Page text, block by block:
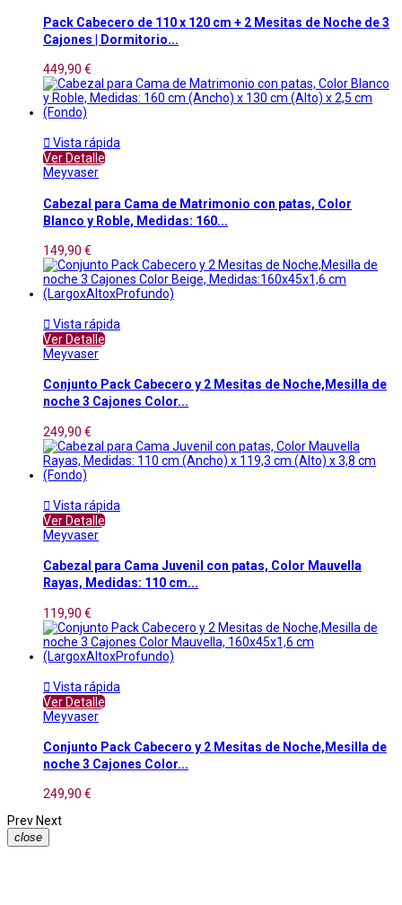
Pack Cabecero de 110 x 120 cm + 2 Mesitas de Noche de 3
Cajones | Dormitorio...
449,90 €
 Vista rápida
Ver Detalle
Meyvaser
Cabezal para Cama de Matrimonio con patas, Color
Blanco y Roble, Medidas: 160...
149,90 €
 Vista rápida
Ver Detalle
Meyvaser
Conjunto Pack Cabecero y 2 Mesitas de Noche,Mesilla de
noche 3 Cajones Color...
249,90 €
 Vista rápida
Ver Detalle
Meyvaser
Cabezal para Cama Juvenil con patas, Color Mauvella
Rayas, Medidas: 110 cm...
119,90 €
 Vista rápida
Ver Detalle
Meyvaser
Conjunto Pack Cabecero y 2 Mesitas de Noche,Mesilla de
noche 3 Cajones Color...
249,90 €
Prev Next
close